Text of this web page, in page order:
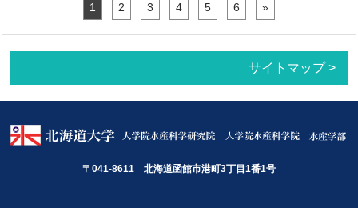
1 2 3 4 5 6 »
サイトマップ >
〒041-8611 北海道函館市港町3丁目1番1号